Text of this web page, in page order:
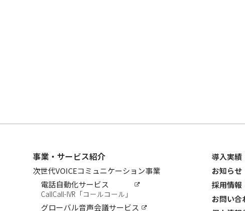
事業・サービス紹介
次世代VOICEコミュニケーション事業
電話自動化サービス
CallCall-IVR「コールコール」
グローバル音声会議サービス
導入実績
お知らせ
採用情報
お問い合